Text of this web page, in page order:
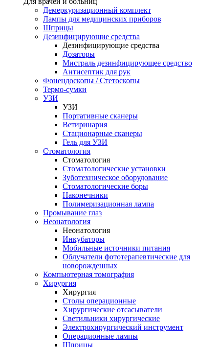
Демеркуризационный комплект
Лампы для медицинских приборов
Шприцы
Дезинфицирующие средства
Дезинфицирующие средства
Дозаторы
Мистраль дезинфицирующее средство
Антисептик для рук
Фонендоскопы / Стетоскопы
Термо-сумки
УЗИ
УЗИ
Портативные сканеры
Ветиринария
Стационарные сканеры
Гель для УЗИ
Стоматология
Стоматология
Стоматологические установки
Зуботехническое оборудование
Стоматологические боры
Наконечники
Полимеризационная лампа
Промывание глаз
Неонатология
Неонатология
Инкубаторы
Мобильные источники питания
Облучатели фототерапевтические для
новорожденных
Компьютерная томография
Хирургия
Хирургия
Столы операционные
Хирургические отсасыватели
Светильники хирургические
Электрохирургический инструмент
Операционные лампы
Шприцы